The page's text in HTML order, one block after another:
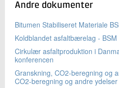
Andre dokumenter
Bitumen Stabiliseret Materiale
Koldblandet asfaltbærelag - BSM
Cirkulær asfaltproduktion i
konferencen
Granskning, CO2-beregning og
CO2-beregning og andre ydelser